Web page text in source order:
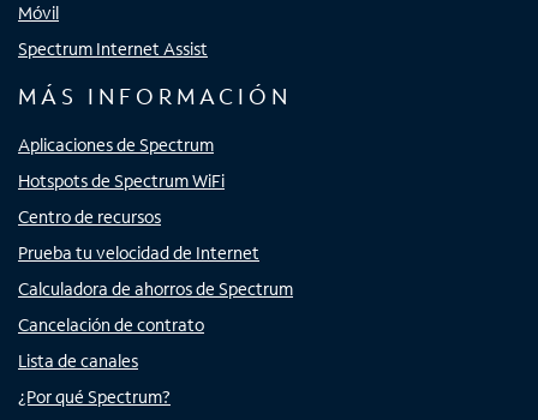
Móvil
Spectrum Internet Assist
MÁS INFORMACIÓN
Aplicaciones de Spectrum
Hotspots de Spectrum WiFi
Centro de recursos
Prueba tu velocidad de Internet
Calculadora de ahorros de Spectrum
Cancelación de contrato
Lista de canales
¿Por qué Spectrum?